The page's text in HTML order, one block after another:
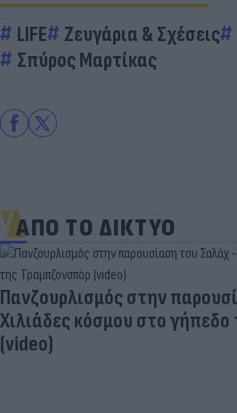
LIFE Ζευγάρια & Σχέσεις
Σπύρος Μαρτίκας
ΑΠΟ ΤΟ ΔΙΚΤΥΟ